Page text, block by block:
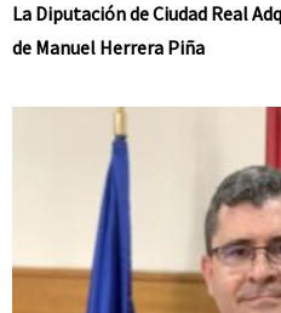
La Diputación de Ciudad Real
de Manuel Herrera Piña